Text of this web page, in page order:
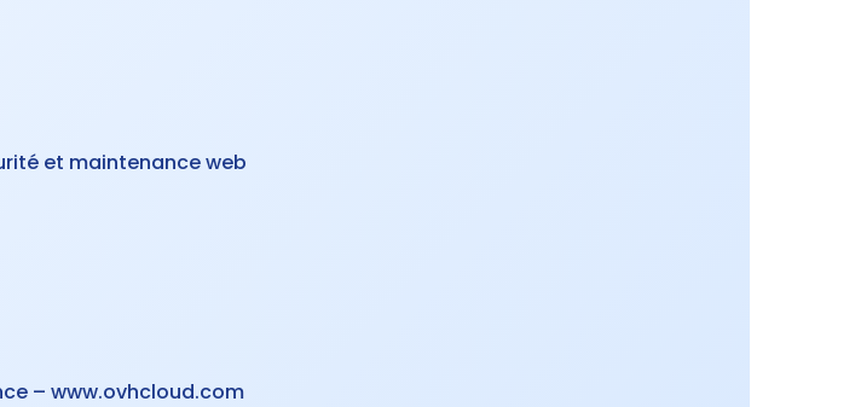
et maintenance web
– www.ovhcloud.com